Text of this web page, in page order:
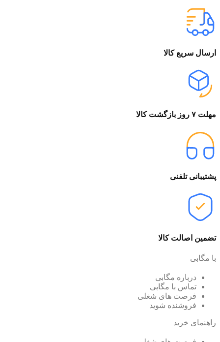
ارسال سریع کالا
مهلت ۷ روز بازگشت کالا
پشتیبانی تلفنی
تضمین اصالت کالا
با مگابی
درباره مگابی
تماس با مگابی
فرصت های شغلی
فروشنده شوید
راهنمای خرید